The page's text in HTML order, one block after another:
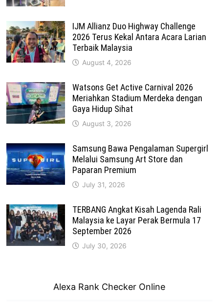
IJM Allianz Duo Highway Challenge
2026 Terus Kekal Antara Acara Larian
Terbaik Malaysia
August 4, 2026
Watsons Get Active Carnival 2026
Meriahkan Stadium Merdeka dengan
Gaya Hidup Sihat
August 3, 2026
Samsung Bawa Pengalaman Supergirl
Melalui Samsung Art Store dan
Paparan Premium
July 31, 2026
TERBANG Angkat Kisah Lagenda Rali
Malaysia ke Layar Perak Bermula 17
September 2026
July 30, 2026
Alexa Rank Checker Online